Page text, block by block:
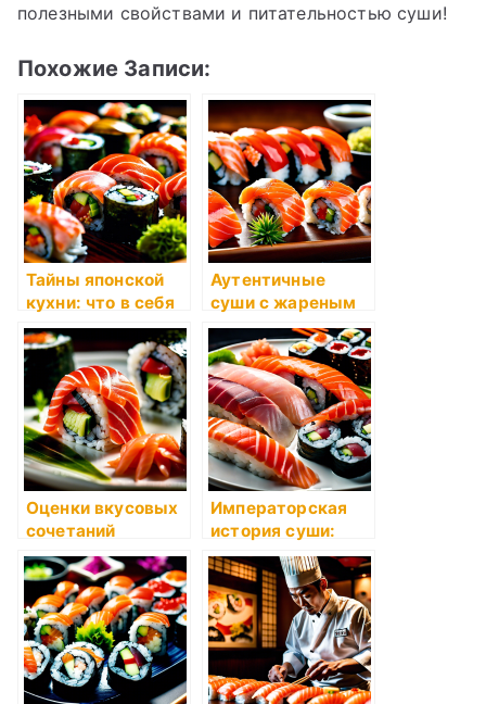
полезными свойствами и питательностью суши!
Похожие Записи:
Тайны японской
кухни: что в себя
заключают суши?
Аутентичные
суши с жареным
лососем и спайси
соусом
Оценки вкусовых
сочетаний
ингредиентов в
суши
Императорская
история суши:
роскошь на
тарелке